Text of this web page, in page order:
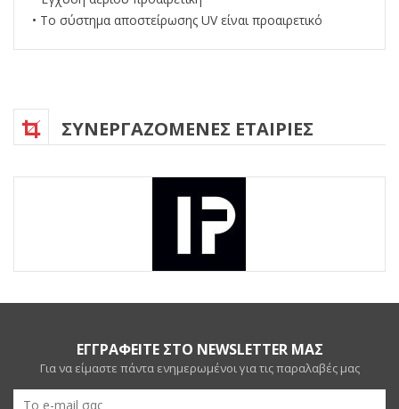
• Το σύστημα αποστείρωσης UV είναι προαιρετικό
ΣΥΝΕΡΓΑΖΟΜΕΝΕΣ ΕΤΑΙΡΙΕΣ
ΕΓΓΡΑΦΕΙΤΕ ΣΤΟ NEWSLETTER ΜΑΣ
Για να είμαστε πάντα ενημερωμένοι για τις παραλαβές μας